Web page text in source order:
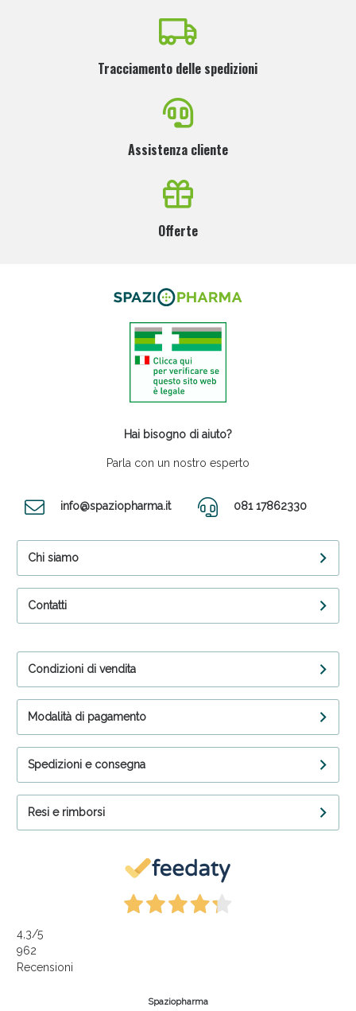
Tracciamento delle spedizioni
Assistenza cliente
Offerte
Hai bisogno di aiuto?
Parla con un nostro esperto
info@spaziopharma.it 081 17862330
Chi siamo
Contatti
Condizioni di vendita
Modalità di pagamento
Spedizioni e consegna
Resi e rimborsi
4,3/5
962
Recensioni
Spaziopharma